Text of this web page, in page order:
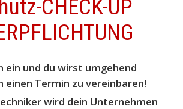
CHECK-UP
ein und du wirst umgehend
Termin zu vereinbaren!
wird dein Unternehmen